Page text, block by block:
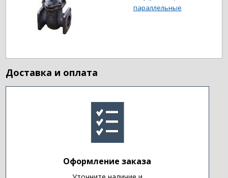
параллельные
Доставка и оплата
Оформление заказа